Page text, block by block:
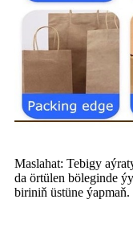
Maslahat: Tebigy
da örtülen böleginde
biriniň üstüne ýapmaň.